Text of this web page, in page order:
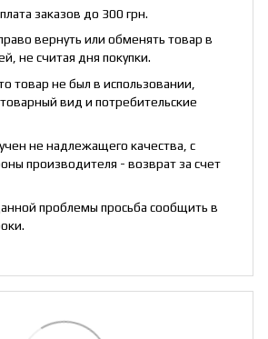
заказов до 300 грн.
вернуть или обменять товар в
не считая дня покупки.
товар не был в использовании,
вид и потребительские
не надлежащего качества, с
производителя - возврат за счет
проблемы просьба сообщить в